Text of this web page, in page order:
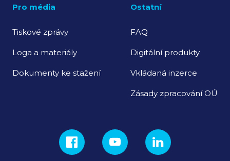
Pro média
Tiskové zprávy
Loga a materiály
Dokumenty ke stažení
Ostatní
FAQ
Digitální produkty
Vkládaná inzerce
Zásady zpracování OÚ